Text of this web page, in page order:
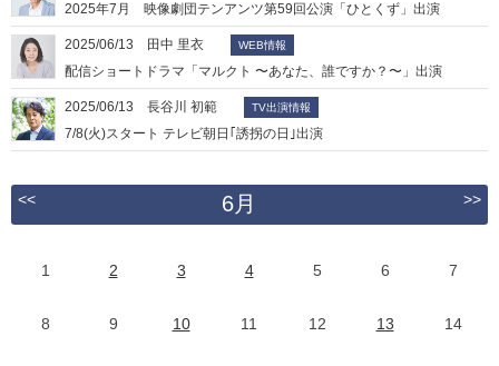
2025年7月 映像劇団テンアンツ第59回公演「ひとくず」出演
2025/06/13 田中 里衣 WEB情報
配信ショートドラマ「マルクト 〜あなた、誰ですか？〜」出演
2025/06/13 長谷川 初範 TV出演情報
7/8(火)スタート テレビ朝日｢誘拐の日｣出演
<< 6月 >>
1 2 3 4 5 6 7
8 9 10 11 12 13 14